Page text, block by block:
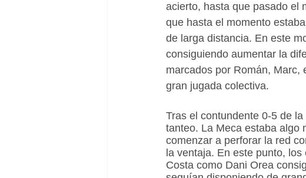
acierto, hasta que pasado el
que hasta el momento
de larga distancia. En este
consiguiendo aumentar la
marcados por Román, Marc,
gran jugada colectiva.
Tras el contundente 0-5 de
tanteo. La Meca estaba algo
comenzar a perforar la red
la ventaja. En este punto,
Costa como Dani Orea